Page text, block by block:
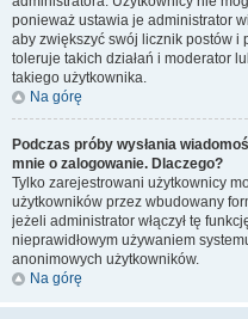
ponieważ ustawia je administrator
aby zwiększyć swój licznik postów i
toleruje takich działań i moderator
takiego użytkownika.
Na górę
Podczas próby wysłania
mnie o zalogowanie. Dlaczego?
Tylko zarejestrowani użytkownicy
użytkowników przez wbudowany
jeżeli administrator włączył tę
nieprawidłowym używaniem
anonimowych użytkowników.
Na górę